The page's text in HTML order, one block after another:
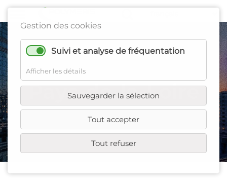
Gestion des cookies
Suivi et analyse de fréquentation
Afficher les détails
Sauvegarder la sélection
Tout accepter
Tout refuser
Pays-de-la-Loire